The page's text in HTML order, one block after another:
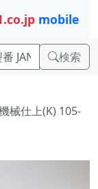
mobile
検索
械仕上(K) 105-